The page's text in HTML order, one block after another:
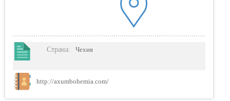
Страна: Чехия
http://axumbohemia.com/